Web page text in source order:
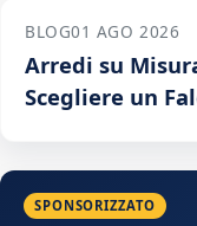
BLOG01 AGO 2026
Arredi su
Scegliere un
SPONSORIZZATO